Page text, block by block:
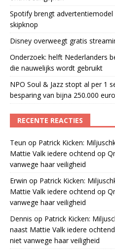
Spotify brengt
skipknop
Disney overweegt gratis
Onderzoek: helft Nederlanders
die nauwelijks wordt gebruikt
NPO Soul & Jazz stopt al per 1
besparing van bijna 250.000 euro
RECENTE REACTIES
Teun op Patrick Kicken:
Mattie Valk iedere ochtend op
vanwege haar veiligheid
Erwin op Patrick Kicken:
Mattie Valk iedere ochtend op
vanwege haar veiligheid
Dennis op Patrick Kicken:
naast Mattie Valk iedere
niet vanwege haar veiligheid